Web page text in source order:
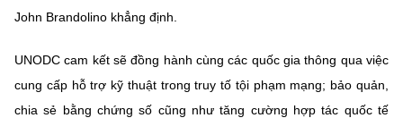
John Brandolino khẳng định.
UNODC cam kết sẽ đồng hành cùng các quốc gia thông qua việc
cung cấp hỗ trợ kỹ thuật trong truy tố tội phạm mạng; bảo quản,
chia sẻ bằng chứng số cũng như tăng cường hợp tác quốc tế